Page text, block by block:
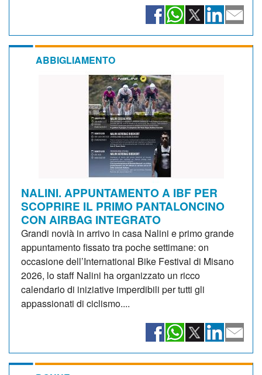
ABBIGLIAMENTO
NALINI. APPUNTAMENTO A IBF PER
SCOPRIRE IL PRIMO PANTALONCINO
CON AIRBAG INTEGRATO
Grandi novià in arrivo in casa Nalini e primo grande
appuntamento fissato tra poche settimane: on
occasione dell’International Bike Festival di Misano
2026, lo staff Nalini ha organizzato un ricco
calendario di iniziative imperdibili per tutti gli
appassionati di ciclismo....